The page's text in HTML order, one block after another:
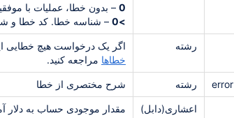
0 – بدون خطا، عملیات با
>0
– شناسه خطا. کد خطا و
رشته اگر یک درخواست هیچ خطایی
خطاها مراجعه کنید.
رشته شرح مختصری از خطا
اعشاری(دابل) مقدار موجودی حساب به دلار